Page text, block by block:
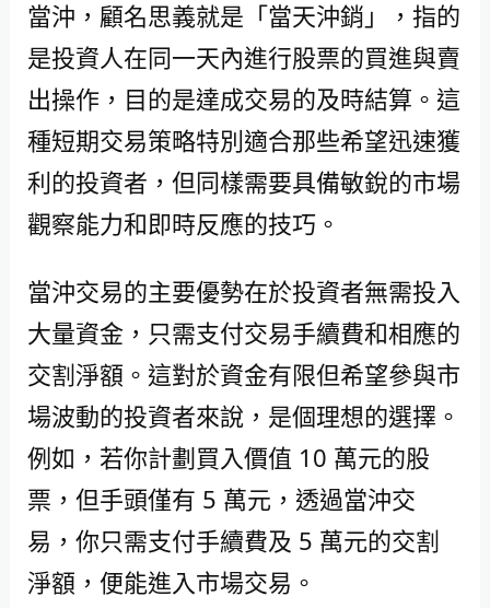
當沖，顧名思義就是「當天沖銷」，指的
是投資人在同一天內進行股票的買進與賣
出操作，目的是達成交易的及時結算。這
種短期交易策略特別適合那些希望迅速獲
利的投資者，但同樣需要具備敏銳的市場
觀察能力和即時反應的技巧。
當沖交易的主要優勢在於投資者無需投入
大量資金，只需支付交易手續費和相應的
交割淨額。這對於資金有限但希望參與市
場波動的投資者來說，是個理想的選擇。
例如，若你計劃買入價值 10 萬元的股
票，但手頭僅有 5 萬元，透過當沖交
易，你只需支付手續費及 5 萬元的交割
淨額，便能進入市場交易。